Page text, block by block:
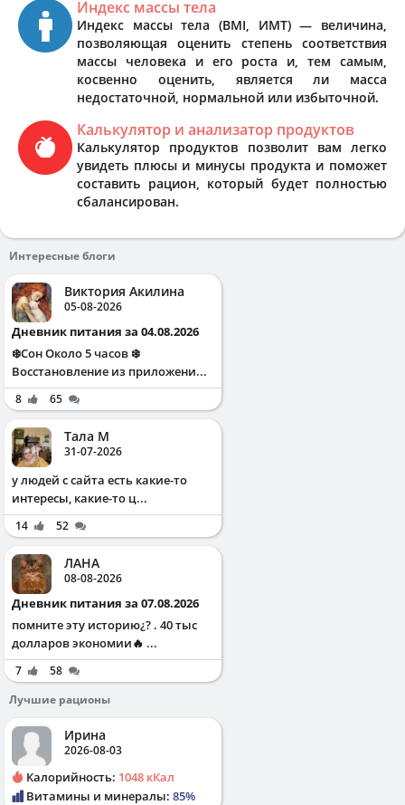
Индекс массы тела
Индекс массы тела (BMI, ИМТ) — величина,
позволяющая оценить степень соответствия
массы человека и его роста и, тем самым,
косвенно оценить, является ли масса
недостаточной, нормальной или избыточной.
Калькулятор и анализатор продуктов
Калькулятор продуктов позволит вам легко
увидеть плюсы и минусы продукта и поможет
составить рацион, который будет полностью
сбалансирован.
Интересные блоги
Виктория Акилина
05-08-2026
Дневник питания за 04.08.2026
❄️Сон Около 5 часов ❄️
Восстановление из приложени...
8 65
Тала М
31-07-2026
у людей с сайта есть какие-то
интересы, какие-то ц...
14 52
ЛАНА
08-08-2026
Дневник питания за 07.08.2026
помните эту историю¿? . 40 тыс
долларов экономии🔥 ...
7
58
Лучшие рационы
Ирина
2026-08-03
Калорийность: 1048 кКал
Витамины и минералы: 85%